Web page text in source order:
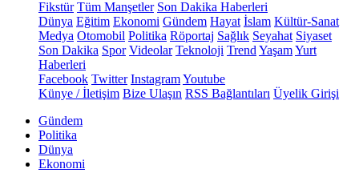
Fikstür Tüm Manşetler Son Dakika Haberleri
Dünya Eğitim Ekonomi Gündem Hayat İslam Kültür-Sanat
Medya Otomobil Politika Röportaj Sağlık Seyahat Siyaset
Son Dakika Spor Videolar Teknoloji Trend YaşamYurt
Haberleri
Facebook Twitter InstagramYoutube
Künye / İletişim Bize Ulaşın RSS Bağlantıları Üyelik Girişi
Gündem
Politika
Dünya
Ekonomi